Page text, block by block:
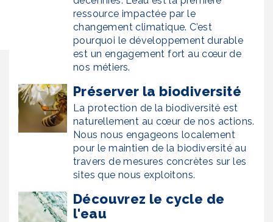
ressource impactée par le
changement climatique. C’est
pourquoi le développement durable
est un engagement fort au cœur de
nos métiers.
Préserver la biodiversité
La protection de la biodiversité est
naturellement au cœur de nos actions.
Nous nous engageons localement
pour le maintien de la biodiversité au
travers de mesures concrètes sur les
sites que nous exploitons.
Découvrez le cycle de
l'eau